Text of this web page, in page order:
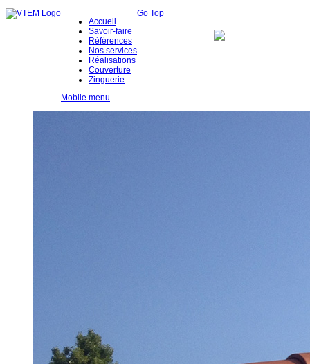
Accueil
Savoir-faire
Références
Nos services
Réalisations
Couverture
Zinguerie
Mobile menu
Go Top